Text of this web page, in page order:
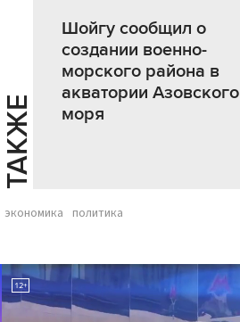
Й
Е
Шойгу сообщил о
создании военно-
морского района в
акватории Азовского
моря
экономика политика